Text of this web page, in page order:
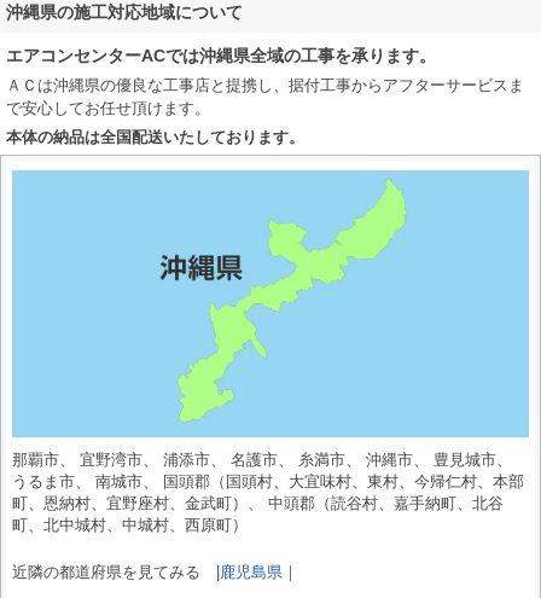
沖縄県の施工対応地域について
エアコンセンターACでは沖縄県全域の工事を承ります。
ＡＣは沖縄県の優良な工事店と提携し、据付工事からアフターサービスま
で安心してお任せ頂けます。
本体の納品は全国配送いたしております。
那覇市、 宜野湾市、 浦添市、 名護市、 糸満市、 沖縄市、 豊見城市、
うるま市、 南城市、 国頭郡（国頭村、大宜味村、東村、今帰仁村、本部
町、恩納村、宜野座村、金武町）、 中頭郡（読谷村、嘉手納町、北谷
町、北中城村、中城村、西原町）
近隣の都道府県を見てみる | 鹿児島県 ｜